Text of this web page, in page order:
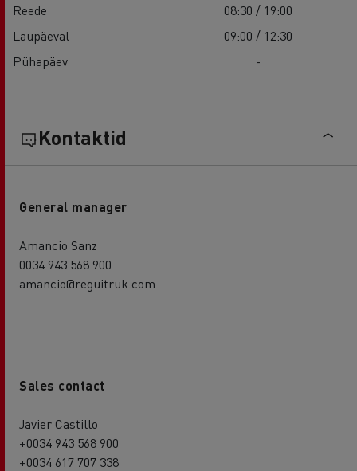
Reede
08:30 / 19:00
Laupäeval
09:00 / 12:30
Pühapäev
-
Kontaktid
General manager
Amancio Sanz
0034 943 568 900
amancio@reguitruk.com
Sales contact
Javier Castillo
+0034 943 568 900
+0034 617 707 338